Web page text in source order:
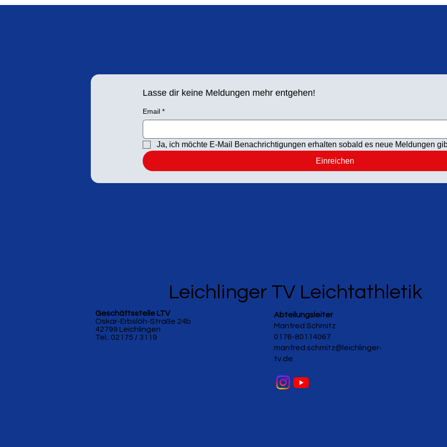
Lasse dir keine Meldungen mehr entgehen!
Email *
Ja, ich möchte E-Mail Benachrichtigungen erhalten sobald es neue Meldungen
Einreichen
Geschäftsstelle LTV
Oskar-Erbslöh-Straße 24b
42799 Leichlingen
Tel.: 02175 / 3119
Abteilungsleiter
Manfred Schmitz
0176-80114067
manfred.schmitz@leichlinger-
tv.de
Leichlinger TV Leichtathletik